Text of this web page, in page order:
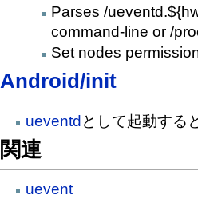
Parses /
command-line or /
Set nodes
Android/init
ueventd として起動する
関連
uevent